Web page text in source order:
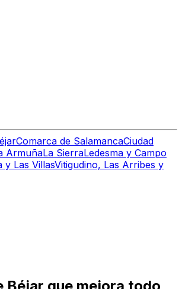
Comarca de SalamancaCiudad
ArmuñaLa SierraLedesma y Campo
y Las VillasVitigudino, Las Arribes y